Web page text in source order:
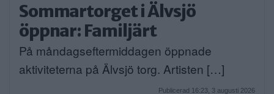
Sommartorget i Älvsjö
öppnar: Familjärt
På måndagseftermiddagen öppnade
aktiviteterna på Älvsjö torg. Artisten […]
Publicerad 16:23, 3 augusti 2026